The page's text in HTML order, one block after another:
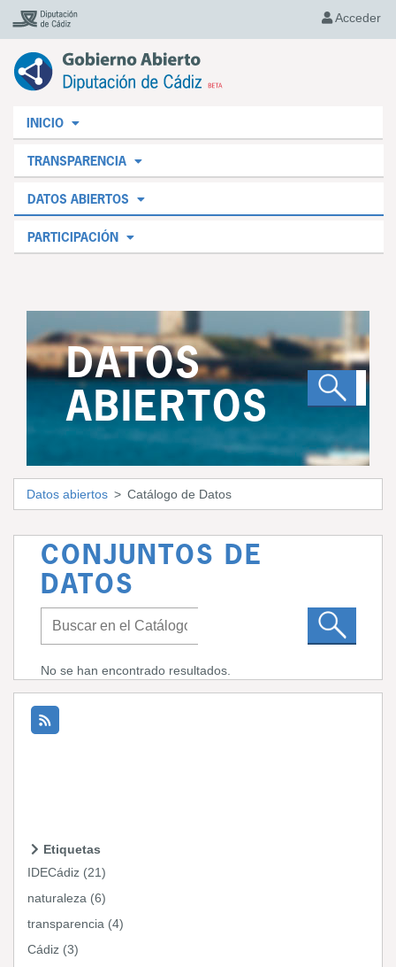
Acceder
INICIO
TRANSPARENCIA
DATOS ABIERTOS
PARTICIPACIÓN
DATOS
ABIERTOS
Datos abiertos Catálogo de Datos
CONJUNTOS DE
DATOS
No se han encontrado resultados.
Etiquetas
IDECádiz (21)
naturaleza (6)
transparencia (4)
Cádiz (3)